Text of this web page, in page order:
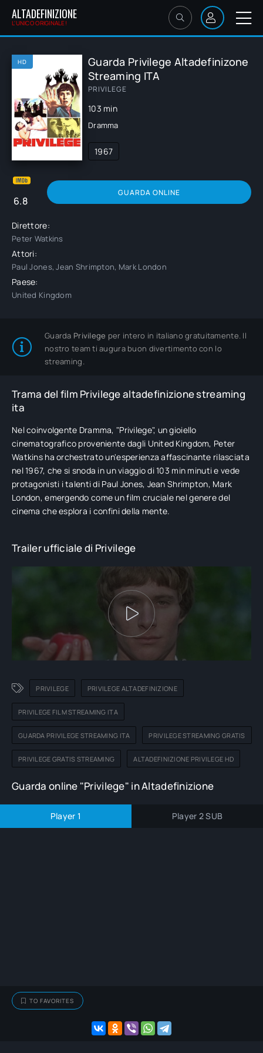
ALTADEFINIZIONE
L'UNICO ORIGINALE!
HD
Guarda Privilege Altadefinizone
Streaming ITA
PRIVILEGE
103 min
Dramma
1967
6.8
GUARDA ONLINE
Direttore:
Peter Watkins
Attori:
Paul Jones, Jean Shrimpton, Mark London
Paese:
United Kingdom
Guarda Privilege per intero in italiano gratuitamente. Il
nostro team ti augura buon divertimento con lo
streaming.
Trama del film Privilege altadefinizione streaming
ita
Nel coinvolgente Dramma, "Privilege", un gioiello
cinematografico proveniente dagli United Kingdom, Peter
Watkins ha orchestrato un'esperienza affascinante rilasciata
nel 1967, che si snoda in un viaggio di 103 min minuti e vede
protagonisti i talenti di Paul Jones, Jean Shrimpton, Mark
London, emergendo come un film cruciale nel genere del
cinema che esplora i confini della mente.
Trailer ufficiale di Privilege
PRIVILEGE PRIVILEGE ALTADEFINIZIONE
PRIVILEGE FILM STREAMING ITA
GUARDA PRIVILEGE STREAMING ITA PRIVILEGE STREAMING GRATIS
PRIVILEGE GRATIS STREAMING ALTADEFINIZIONE PRIVILEGE HD
Guarda online "Privilege" in Altadefinizione
Player 1 Player 2 SUB
TO FAVORITES